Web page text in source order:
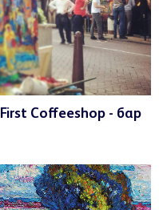
Coffeeshop - бар